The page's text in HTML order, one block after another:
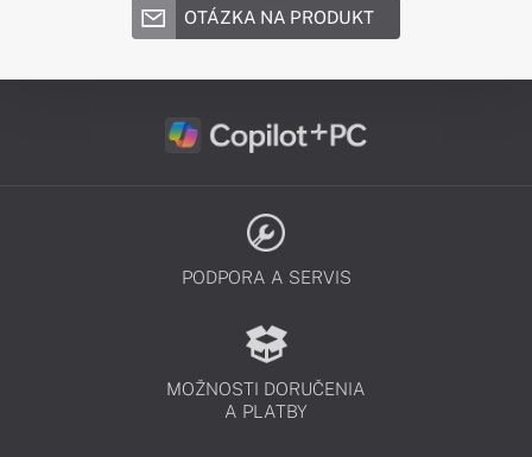
OTÁZKA NA PRODUKT
PODPORA A SERVIS
MOŽNOSTI DORUČENIA
A PLATBY